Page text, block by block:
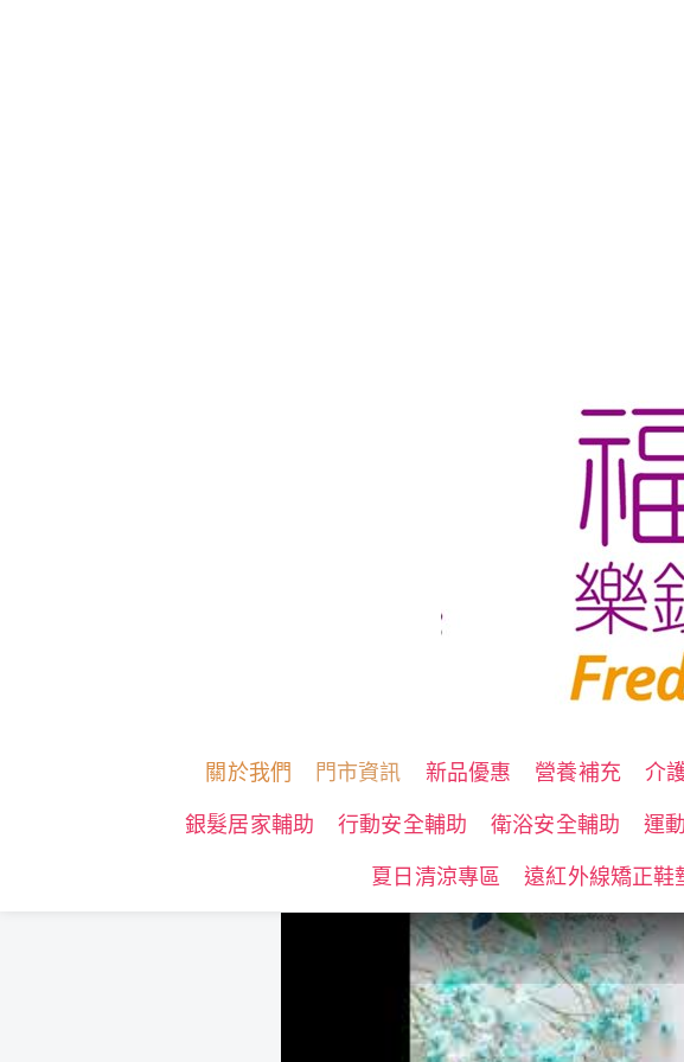
關於我們 門市資訊 新品優惠 營養補充 介
銀髮居家輔助
行動安全輔助 衛浴安全輔助 運
夏日清涼專區
遠紅外線矯正鞋